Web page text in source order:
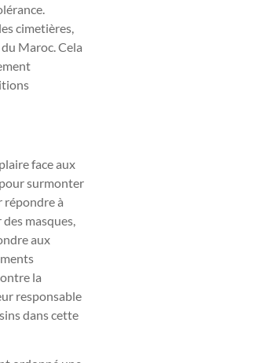
cimetières,
Maroc. Cela
face aux
surmonter
répondre à
masques,
aux
la
responsable
dans cette